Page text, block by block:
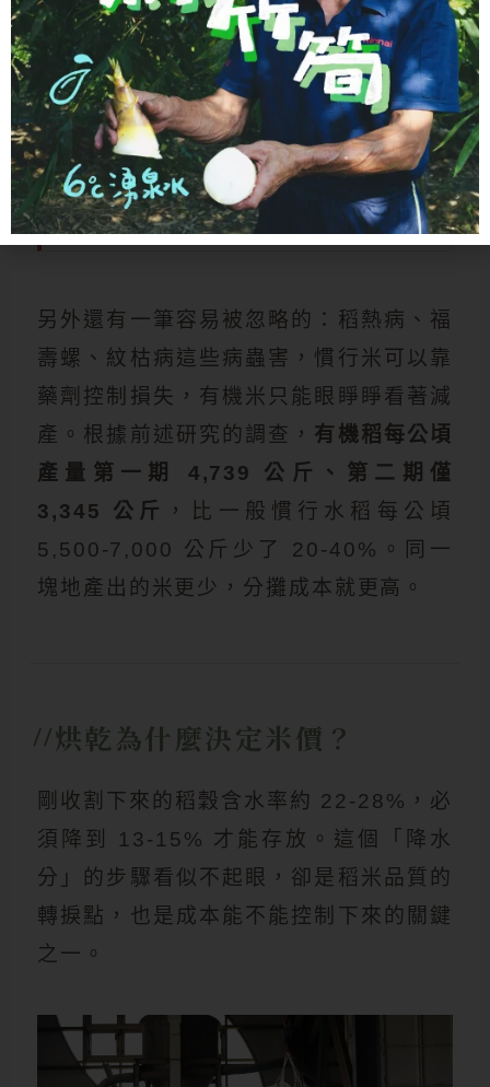
菜鳥農夫日記
看 LEICA 的種田日記：從新手到收成
的真實紀錄
另外還有一筆容易被忽略的：稻熱病、福
壽螺、紋枯病這些病蟲害，慣行米可以靠
藥劑控制損失，有機米只能眼睜睜看著減
產。根據前述研究的調查， 有機稻每公頃
產量第一期 4,739 公斤、第二期僅
3,345 公斤
，比一般慣行水稻每公頃
5,500-7,000 公斤少了 20-40%。同一
塊地產出的米更少，分攤成本就更高。
烘乾為什麼決定米價？
剛收割下來的稻穀含水率約 22-28%，必
須降到 13-15% 才能存放。這個「降水
分」的步驟看似不起眼，卻是稻米品質的
轉捩點，也是成本能不能控制下來的關鍵
之一。